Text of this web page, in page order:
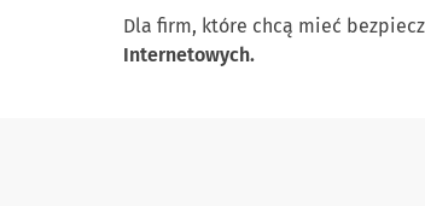
Dla firm, które chcą mieć
Internetowych.